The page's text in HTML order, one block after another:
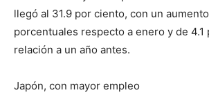
llegó al 31.9 por ciento, con un
porcentuales respecto a enero y de 4.1
relación a un año antes.
Japón, con mayor empleo